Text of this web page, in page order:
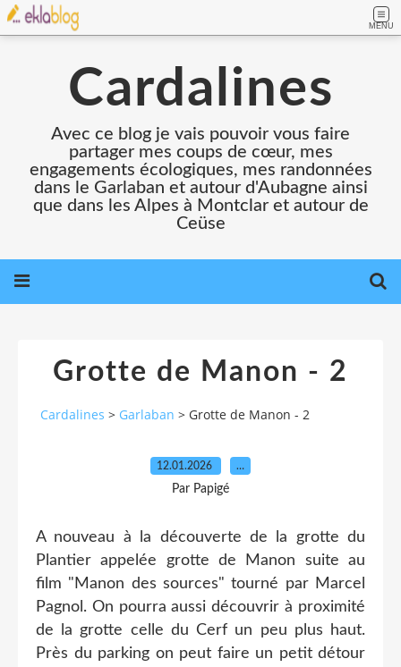
MENU
Cardalines
Avec ce blog je vais pouvoir vous faire
partager mes coups de cœur, mes
engagements écologiques, mes randonnées
dans le Garlaban et autour d'Aubagne ainsi
que dans les Alpes à Montclar et autour de
Ceüse
Grotte de Manon - 2
Cardalines > Garlaban > Grotte de Manon - 2
12.01.2026 …
Par Papigé
A nouveau à la découverte de la grotte du
Plantier appelée grotte de Manon suite au
film "Manon des sources" tourné par Marcel
Pagnol. On pourra aussi découvrir à proximité
de la grotte celle du Cerf un peu plus haut.
Près du parking on peut faire un petit détour